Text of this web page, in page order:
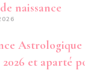
naissance
Astrologique
et aparté